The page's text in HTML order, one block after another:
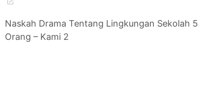
Naskah Drama Tentang Lingkungan Sekolah 5
Orang – Kami 2